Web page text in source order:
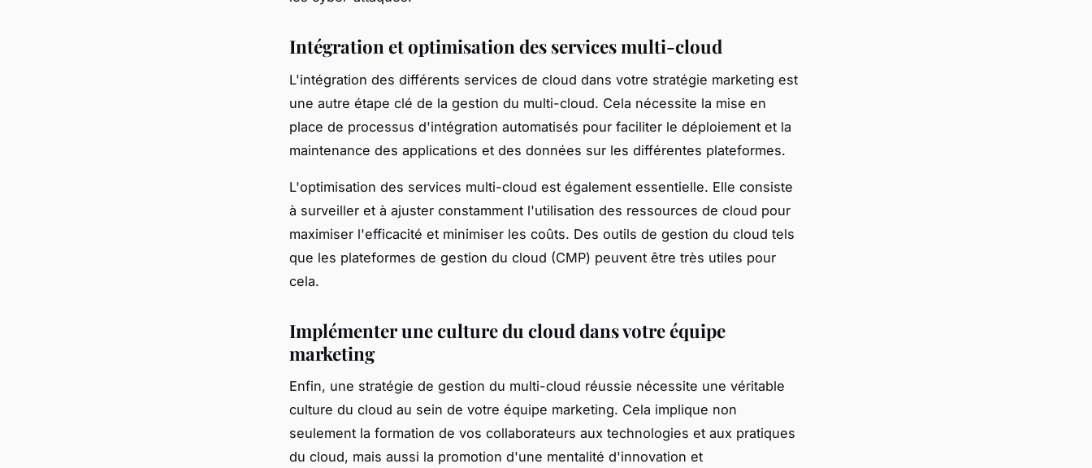
Intégration et optimisation des services multi-cloud
L'intégration des différents services de cloud dans votre stratégie marketing est
une autre étape clé de la gestion du multi-cloud. Cela nécessite la mise en
place de processus d'intégration automatisés pour faciliter le déploiement et la
maintenance des applications et des données sur les différentes plateformes.
L'optimisation des services multi-cloud est également essentielle. Elle consiste
à surveiller et à ajuster constamment l'utilisation des ressources de cloud pour
maximiser l'efficacité et minimiser les coûts. Des outils de gestion du cloud tels
que les plateformes de gestion du cloud (CMP) peuvent être très utiles pour
cela.
Implémenter une culture du cloud dans votre équipe
marketing
Enfin, une stratégie de gestion du multi-cloud réussie nécessite une véritable
culture du cloud au sein de votre équipe marketing. Cela implique non
seulement la formation de vos collaborateurs aux technologies et aux pratiques
du cloud, mais aussi la promotion d'une mentalité d'innovation et